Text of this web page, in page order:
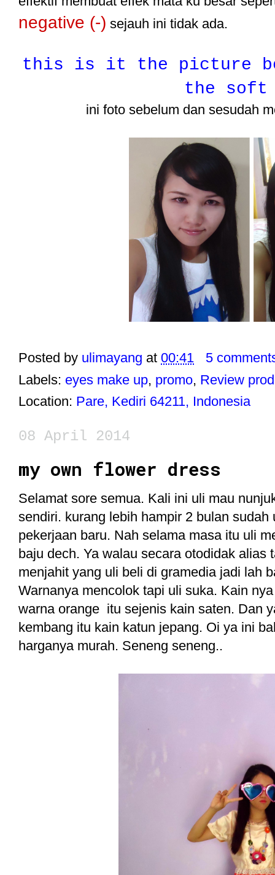
negative (-) sejauh ini tidak ada.
this is it the picture
the soft
ini foto sebelum dan sesudah
Posted by ulimayang at 00:41
5
Labels: eyes make up, promo, Review
Location: Pare, Kediri 64211, Indonesia
08 April 2014
my own flower dress
Selamat sore semua. Kali ini uli mau
sendiri. kurang lebih hampir 2 bulan
pekerjaan baru. Nah selama masa itu uli
baju dech. Ya walau secara otodidak alias
menjahit yang uli beli di gramedia jadi lah
Warnanya mencolok tapi uli suka. Kain
warna orange itu sejenis kain saten. Dan
kembang itu kain katun jepang. Oi ya ini
harganya murah. Seneng seneng..